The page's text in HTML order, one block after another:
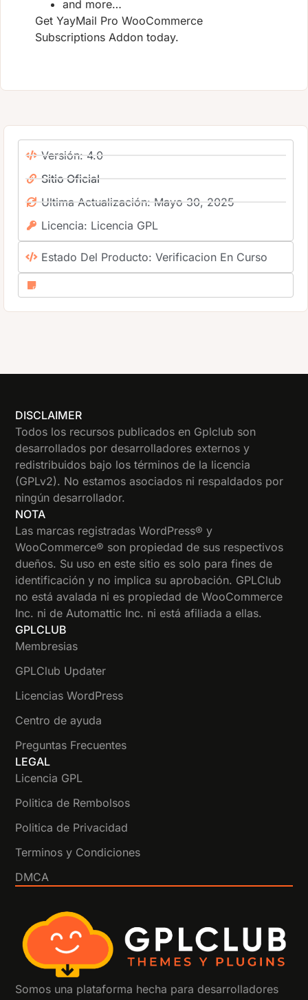
and more…
Get YayMail Pro WooCommerce
Subscriptions Addon today.
Versión: 4.0
Sitio Oficial
Ultima Actualización: Mayo 30, 2025
Licencia: Licencia GPL
Estado Del Producto: Verificacion En Curso
DISCLAIMER
Todos los recursos publicados en Gplclub son
desarrollados por desarrolladores externos y
redistribuidos bajo los términos de la licencia
(GPLv2). No estamos asociados ni respaldados por
ningún desarrollador.
NOTA
Las marcas registradas WordPress® y
WooCommerce® son propiedad de sus respectivos
dueños. Su uso en este sitio es solo para fines de
identificación y no implica su aprobación. GPLClub
no está avalada ni es propiedad de WooCommerce
Inc. ni de Automattic Inc. ni está afiliada a ellas.
GPLCLUB
Membresias
GPLClub Updater
Licencias WordPress
Centro de ayuda
Preguntas Frecuentes
LEGAL
Licencia GPL
Politica de Rembolsos
Politica de Privacidad
Terminos y Condiciones
DMCA
Somos una plataforma hecha para desarrolladores